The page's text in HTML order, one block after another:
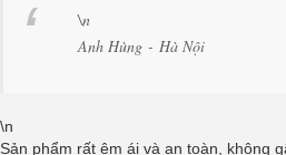
\n
Anh Hùng - Hà Nội
\n
Sản phẩm rất êm ái và an toàn, không